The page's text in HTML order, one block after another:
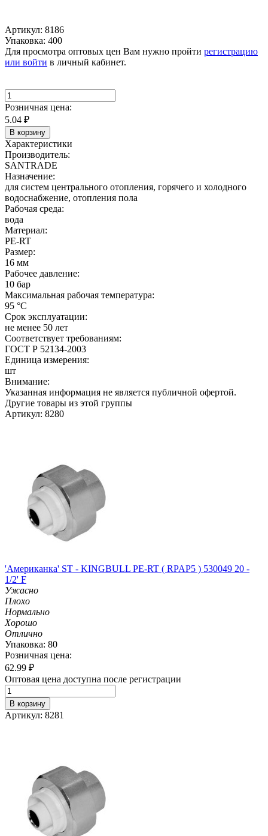
Артикул: 8186
Упаковка: 400
Для просмотра оптовых цен Вам нужно пройти регистрацию
или войти в личный кабинет.
Розничная цена:
5.04 ₽
В корзину
Характеристики
Производитель:
SANTRADE
Назначение:
для систем центрального отопления, горячего и холодного
водоснабжение, отопления пола
Рабочая среда:
вода
Материал:
PE-RT
Размер:
16 мм
Рабочее давление:
10 бар
Максимальная рабочая температура:
95 °C
Срок эксплуатации:
не менее 50 лет
Соответствует требованиям:
ГОСТ Р 52134-2003
Единица измерения:
шт
Внимание:
Указанная информация не является публичной офертой.
Другие товары из этой группы
Артикул: 8280
'Американка' ST - KINGBULL PE-RT ( RPAP5 ) 530049 20 -
1/2' F
Ужасно
Плохо
Нормально
Хорошо
Отлично
Упаковка: 80
Розничная цена:
62.99 ₽
Оптовая цена доступна после регистрации
В корзину
Артикул: 8281